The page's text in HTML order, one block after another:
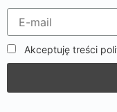
Akceptuję treści